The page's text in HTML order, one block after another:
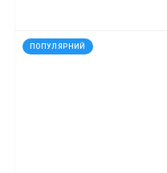
ПОПУЛЯРНИЙ
код: 35311